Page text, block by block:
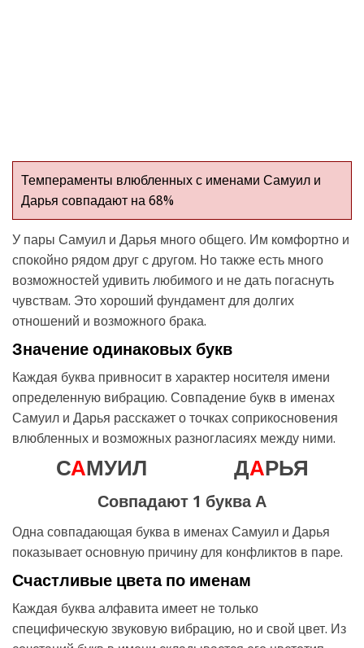
Темпераменты влюбленных с именами Самуил и
Дарья совпадают на 68%
У пары Самуил и Дарья много общего. Им комфортно и
спокойно рядом друг с другом. Но также есть много
возможностей удивить любимого и не дать погаснуть
чувствам. Это хороший фундамент для долгих
отношений и возможного брака.
Значение одинаковых букв
Каждая буква привносит в характер носителя имени
определенную вибрацию. Совпадение букв в именах
Самуил и Дарья расскажет о точках соприкосновения
влюбленных и возможных разногласиях между ними.
САМУИЛ ДАРЬЯ
Совпадают 1 буква А
Одна совпадающая буква в именах Самуил и Дарья
показывает основную причину для конфликтов в паре.
Счастливые цвета по именам
Каждая буква алфавита имеет не только
специфическую звуковую вибрацию, но и свой цвет. Из